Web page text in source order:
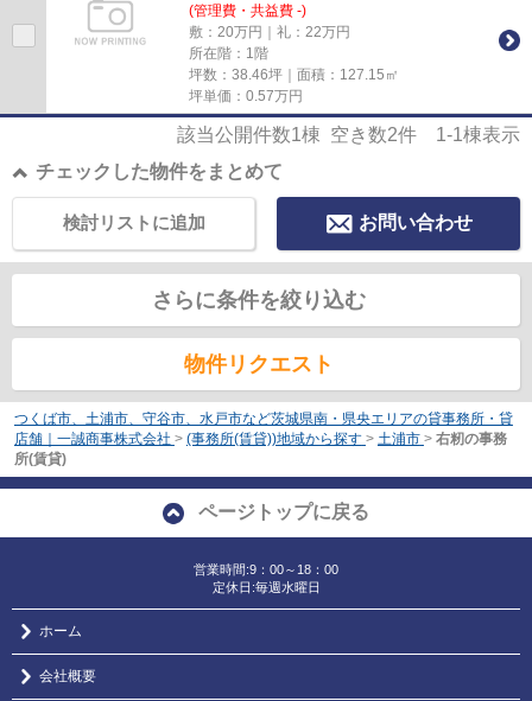
(管理費・共益費 -)
敷：20万円｜礼：22万円
所在階：1階
坪数：38.46坪｜面積：127.15㎡
坪単価： 0.57万円
該当公開件数1棟 空き数2件 1-1棟表示
チェックした物件をまとめて
お問い合わせ
検討リストに追加
さらに条件を絞り込む
物件リクエスト
つくば市、土浦市、守谷市、水戸市など茨城県南・県央エリアの貸事務所・貸
店舗｜一誠商事株式会社 > (事務所(賃貸))地域から探す > 土浦市 > 右籾の事務
所(賃貸)
ページトップに戻る
営業時間:9：00～18：00
定休日:毎週水曜日
ホーム
会社概要